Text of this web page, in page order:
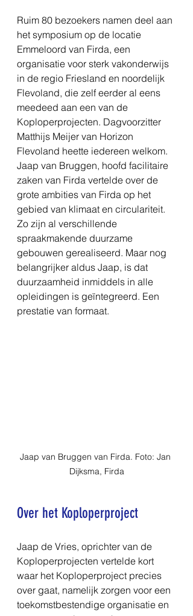
Ruim 80 bezoekers namen deel aan
het symposium op de locatie
Emmeloord van Firda, een
organisatie voor sterk vakonderwijs
in de regio Friesland en noordelijk
Flevoland, die zelf eerder al eens
meedeed aan een van de
Koploperprojecten. Dagvoorzitter
Matthijs Meijer van Horizon
Flevoland heette iedereen welkom.
Jaap van Bruggen, hoofd facilitaire
zaken van Firda vertelde over de
grote ambities van Firda op het
gebied van klimaat en circulariteit.
Zo zijn al verschillende
spraakmakende duurzame
gebouwen gerealiseerd. Maar nog
belangrijker aldus Jaap, is dat
duurzaamheid inmiddels in alle
opleidingen is geïntegreerd. Een
prestatie van formaat.
Jaap van Bruggen van Firda. Foto: Jan
Dijksma, Firda
Over het Koploperproject
Jaap de Vries, oprichter van de
Koploperprojecten vertelde kort
waar het Koploperproject precies
over gaat, namelijk zorgen voor een
toekomstbestendige organisatie en